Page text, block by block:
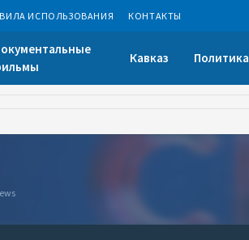
ИСПОЛЬЗОВАНИЯ КОНТАКТЫ
Кавказ Политика